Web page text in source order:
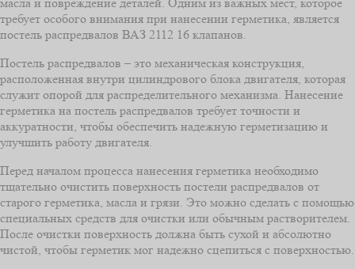
требует особого внимания при нанесении герметика, является
постель распредвалов ВАЗ 2112 16 клапанов.
Постель распредвалов – это механическая конструкция,
расположенная внутри цилиндрового блока двигателя, которая
служит опорой для распределительного механизма. Нанесение
герметика на постель распредвалов требует точности и
аккуратности, чтобы обеспечить надежную герметизацию и
улучшить работу двигателя.
Перед началом процесса нанесения герметика необходимо
тщательно очистить поверхность постели распредвалов от
старого герметика, масла и грязи. Это можно сделать с помощью
специальных средств для очистки или обычным растворителем.
После очистки поверхность должна быть сухой и абсолютно
чистой, чтобы герметик мог надежно сцепиться с поверхностью.